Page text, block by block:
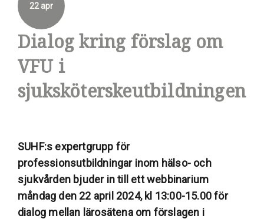
Dialog kring förslag om
VFU i
sjuksköterskeutbildningen
22 apr
SUHF:s expertgrupp för
professionsutbildningar inom hälso- och
sjukvården bjuder in till ett webbinarium
måndag den 22 april 2024, kl 13:00-15.00 för
dialog mellan lärosätena om förslagen i